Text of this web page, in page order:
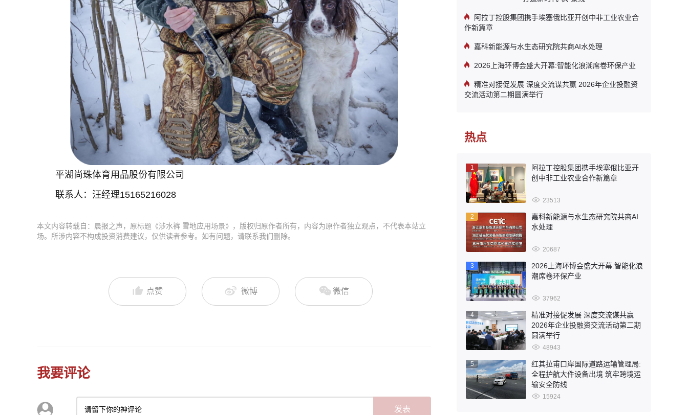
平湖尚珠体育用品股份有限公司
联系人：汪经理15165216028
本文内容转载自：晨报之声，原标题《涉水裤 雪地应用场景》，版权归原作者所有，内容为原作者独立观点，不代表本站立
场。所涉内容不构成投资消费建议，仅供读者参考。如有问题，请联系我们删除。
点赞 微博 微信
我要评论
请留下你的神评论 发表
阿拉丁控股集团携手埃塞俄比亚开创中非工业农业合
作新篇章
嘉科新能源与水生态研究院共商AI水处理
2026上海环博会盛大开幕:智能化浪潮席卷环保产业
精准对接促发展 深度交流谋共赢 2026年企业投融资
交流活动第二期圆满举行
热点
1
阿拉丁控股集团携手埃塞俄比亚开
创中非工业农业合作新篇章
23513
2
嘉科新能源与水生态研究院共商AI
水处理
20687
3
2026上海环博会盛大开幕:智能化浪
潮席卷环保产业
37962
4
精准对接促发展 深度交流谋共赢
2026年企业投融资交流活动第二期
圆满举行
48943
5
红其拉甫口岸国际道路运输管理局:
全程护航大件设备出境 筑牢跨境运
输安全防线
15924